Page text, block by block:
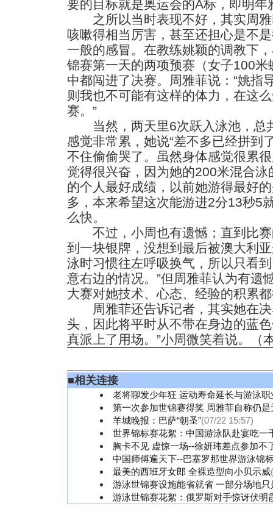
要的目标就是奥运会的A标，即明
之所以当时表现不好，其实周雅
咳嗽得相当厉害，甚至还担心是不
一般的感冒。在教练姚颖的调教下
锦赛第一天的两项预赛（女子100
中都闯进了决赛。周雅菲说：“姚指
则我也不可能有这样的体力，在这
赛。”
当然，两天里6次跃入泳池，总
感觉非常累，她说“差不多已经拼到
不住偷偷哭了。虽然身体感觉很累
觉得很兴奋，因为她的200米混合
的个人最好成绩，以前她游得最好
多，本来希望这次能游进2分13秒5
么快。
不过，小周也有遗憾；直到比赛
到一块银牌，没想到最后被澳大利
泳时习惯往左呼吸换气，所以只看
意右边的情况。”但周雅菲认为有遗
大赛对她技术、心态、经验的积累
周雅菲还告诉记者，其实她在决
头，因此将平时从不带在身边的蓝
真派上了用场。”小周微笑着说。（
■相关连接
老将聊发少年狂 运动寿命延长与游泳
第一次参加世锦赛得奖 周雅菲自称仍
羊城晚报：巴萨“朝圣”(07/22 15:57)
世界锦标赛花絮：中国游泳队赴宴吃一
胸卡不见 虚惊一场--徐妍玮差点参加不
中国师傅遍天下--巴塞罗那世界游泳锦
最美的西班牙女郎 全裸造型向小贝示威
游泳世锦赛设施能省就省 一部分场地
游泳世锦赛花絮：俄罗斯对手惊讶伏明